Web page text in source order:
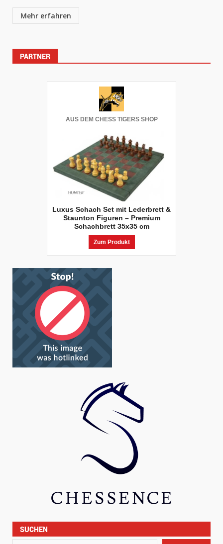
Mehr erfahren
PARTNER
AUS DEM CHESS TIGERS SHOP
Luxus Schach Set mit Lederbrett &
Staunton Figuren – Premium
Schachbrett 35x35 cm
Zum Produkt
SUCHEN